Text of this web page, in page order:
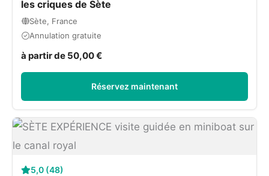
les criques de Sète
Sète, France
Annulation gratuite
à partir de 50,00 €
Réservez maintenant
5,0 (48)